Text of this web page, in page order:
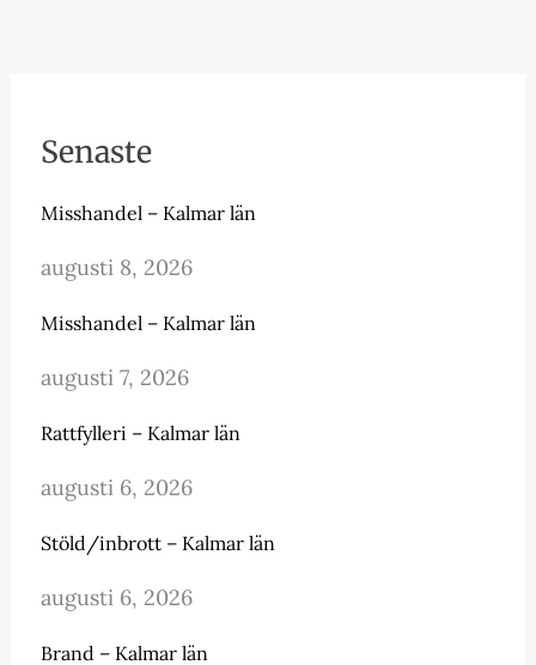
Senaste
Misshandel – Kalmar län
augusti 8, 2026
Misshandel – Kalmar län
augusti 7, 2026
Rattfylleri – Kalmar län
augusti 6, 2026
Stöld/inbrott – Kalmar län
augusti 6, 2026
Brand – Kalmar län